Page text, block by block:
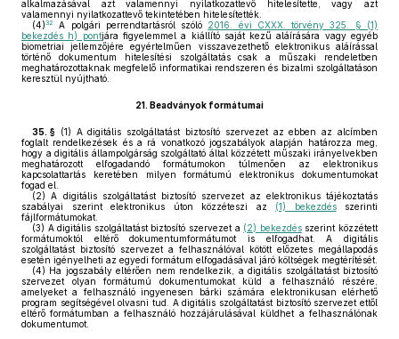
alkalmazásával azt valamennyi nyilatkozattevő hitelesítette, vagy azt
valamennyi nyilatkozattevő tekintetében hitelesítették.
(4)32 A polgári perrendtartásról szóló 2016. évi CXXX. törvény 325. § (1)
bekezdés h) pontjára figyelemmel a kiállító saját kezű aláírására vagy egyéb
biometriai jellemzőjére egyértelműen visszavezethető elektronikus aláírással
történő dokumentum hitelesítési szolgáltatás csak a műszaki rendeletben
meghatározottaknak megfelelő informatikai rendszeren és bizalmi szolgáltatáson
keresztül nyújtható.
21. Beadványok formátumai
35. § (1) A digitális szolgáltatást biztosító szervezet az ebben az alcímben
foglalt rendelkezések és a rá vonatkozó jogszabályok alapján határozza meg,
hogy a digitális állampolgárság szolgáltató által közzétett műszaki irányelvekben
meghatározott elfogadandó formátumokon túlmenően az elektronikus
kapcsolattartás keretében milyen formátumú elektronikus dokumentumokat
fogad el.
(2) A digitális szolgáltatást biztosító szervezet az elektronikus tájékoztatás
szabályai szerint elektronikus úton közzéteszi az (1) bekezdésszerinti
fájlformátumokat.
(3) A digitális szolgáltatást biztosító szervezet a (2) bekezdésszerint közzétett
formátumoktól eltérő dokumentumformátumot is elfogadhat. A digitális
szolgáltatást biztosító szervezet a felhasználóval kötött előzetes megállapodás
esetén igényelheti az egyedi formátum elfogadásával járó költségek megtérítését.
(4) Ha jogszabály eltérően nem rendelkezik, a digitális szolgáltatást biztosító
szervezet olyan formátumú dokumentumokat küld a felhasználó részére,
amelyeket a felhasználó ingyenesen bárki számára elektronikusan elérhető
program segítségével olvasni tud. A digitális szolgáltatást biztosító szervezet ettől
eltérő formátumban a felhasználó hozzájárulásával küldhet a felhasználónak
dokumentumot.